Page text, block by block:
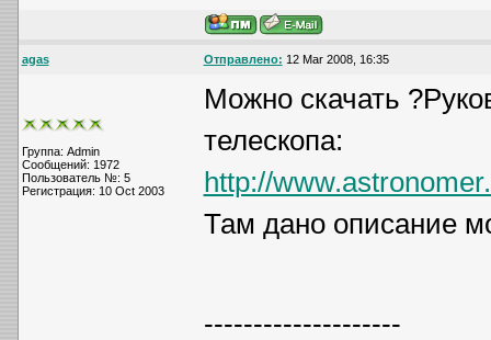
agas Отправлено: 12 Mar 2008, 16:35
Группа: Admin
Сообщений: 1972
Пользователь №: 5
Регистрация: 10 Oct 2003
Можно скачать
телескопа:
http://
Там дано описание
--------------------